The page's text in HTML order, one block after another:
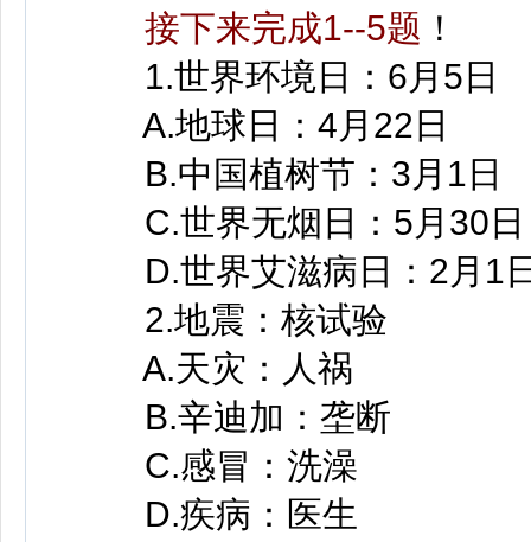
接下来完成1--5题 ！
1.世界环境日：6月5日
A.地球日：4月22日
B.中国植树节：3月1日
C.世界无烟日：5月30日
D.世界艾滋病日：2月1
2.地震：核试验
A.天灾：人祸
B.辛迪加：垄断
C.感冒：洗澡
D.疾病：医生